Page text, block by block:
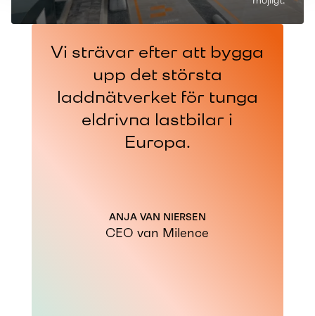
Vi strävar efter att bygga
upp det största
laddnätverket för tunga
eldrivna lastbilar i
Europa.
ANJA VAN NIERSEN
CEO van Milence